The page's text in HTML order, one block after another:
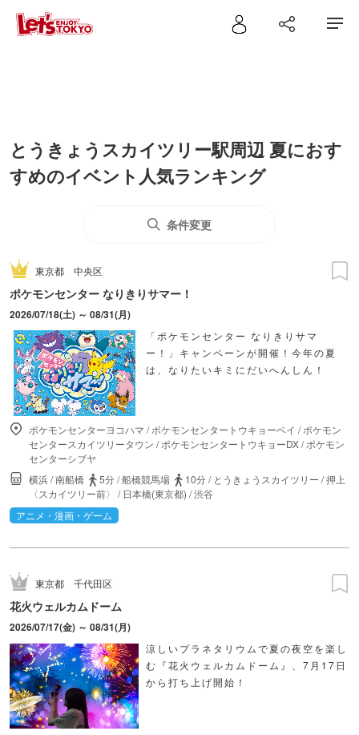
とうきょうスカイツリー駅周辺 夏におす
すめのイベント人気ランキング
条件変更
東京都 中央区
ポケモンセンター なりきりサマー！
2026/07/18(土) ～ 08/31(月)
「ポケモンセンター なりきりサマ
ー！」キャンペーンが開催！今年の夏
は、なりたいキミにだいへんしん！
ポケモンセンターヨコハマ /ポケモンセンタートウキョーベイ /ポケモン
センタースカイツリータウン /ポケモンセンタートウキョーDX/ポケモン
センターシブヤ
横浜/南船橋 5分/船橋競馬場 10分/ とうきょうスカイツリー /押上
〈スカイツリー前〉 / 日本橋(東京都) /渋谷
アニメ・漫画・ゲーム
東京都 千代田区
花火ウェルカムドーム
2026/07/17(金) ～ 08/31(月)
涼しいプラネタリウムで夏の夜空を楽し
む『花火ウェルカムドーム』、7月17日
から打ち上げ開始！